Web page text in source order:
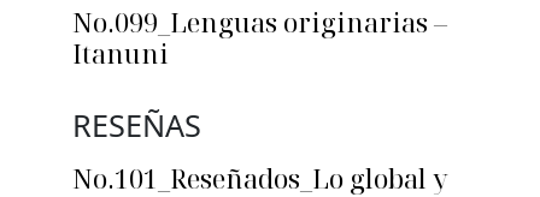
No.099_Lenguas originarias –
Itanuni
RESEÑAS
No.101_Reseñados_Lo global y